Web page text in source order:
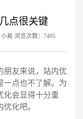
点很关键
易 浏览次数：7495
友来说，站内优
一点也不了解。为
化会显得十分重
化吧。